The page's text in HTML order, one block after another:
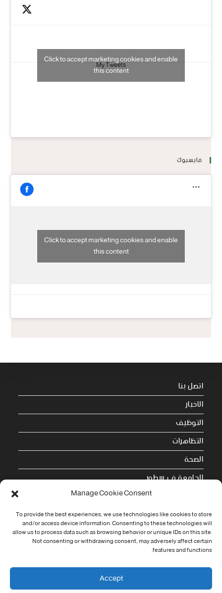
Manage Cookie Consent
To provide the best experiences, we use technologies like cookies to store
and/or access device information. Consenting to these technologies will
allow us to process data such as browsing behavior or unique IDs on this site.
Not consenting or withdrawing consent, may adversely affect certain
features and functions.
Accept
My Tweets
Click to accept marketing cookies and enable
this content
فايسبوك
Click to accept marketing cookies and enable
this content
اتصل بنا
الاخبار
التوظيف
التظاهرات
الصحة
الجامعة في سطور
Cookie Policy (EU)
معلومات الاتصال
Address:
جامعة العربي التبسي طريق قسنطينة - تبسة